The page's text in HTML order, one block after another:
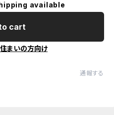
available
cart
まいの方向け
通報する